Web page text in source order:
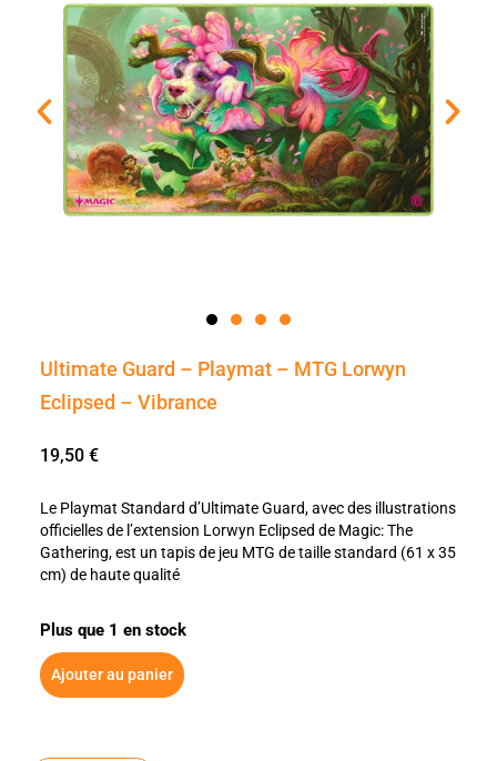
Ultimate Guard – Playmat – MTG Lorwyn
Eclipsed – Vibrance
19,50 €
Le Playmat Standard d’Ultimate Guard, avec des illustrations
officielles de l’extension Lorwyn Eclipsed de Magic: The
Gathering, est un tapis de jeu MTG de taille standard (61 x 35
cm) de haute qualité
Plus que 1 en stock
Ajouter au panier